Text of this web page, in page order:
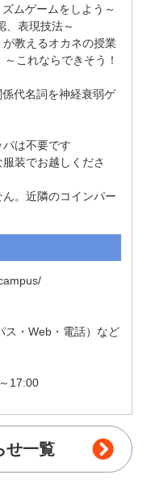
ムゲームをしよう～
、表現技法～
教えるオカネの授業
これならできそう！
代名詞を神経衰弱ゲ
パは不要です
装でお越しくださ
。近隣のコインパー
ス・Web・電話）など
17:00
せ一覧